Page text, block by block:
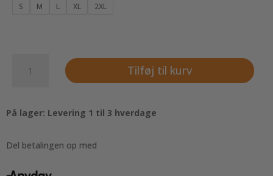
S M L XL 2XL
antal
Tilføj til kurv
På lager: Levering 1 til 3 hverdage
Del betalingen op med